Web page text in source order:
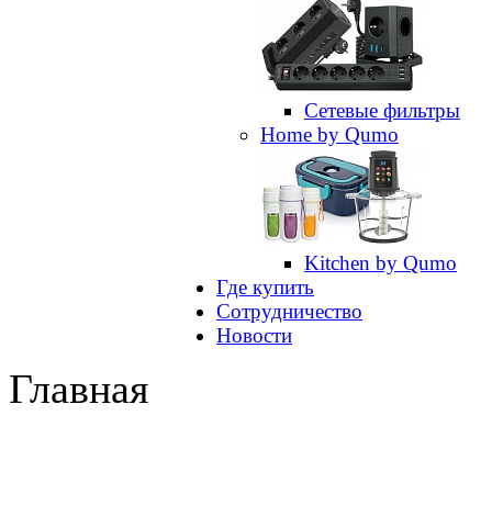
Сетевые фильтры
Home by Qumo
Kitchen by Qumo
Где купить
Сотрудничество
Новости
Главная